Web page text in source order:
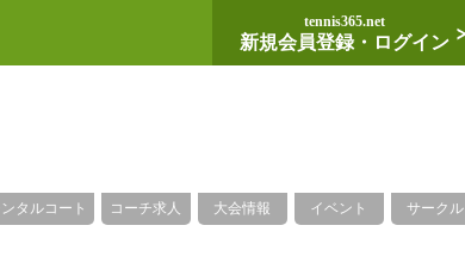
tennis365.net
新規会員登録・ログイン
ンタルコート コーチ求人 大会情報 イベント サークル